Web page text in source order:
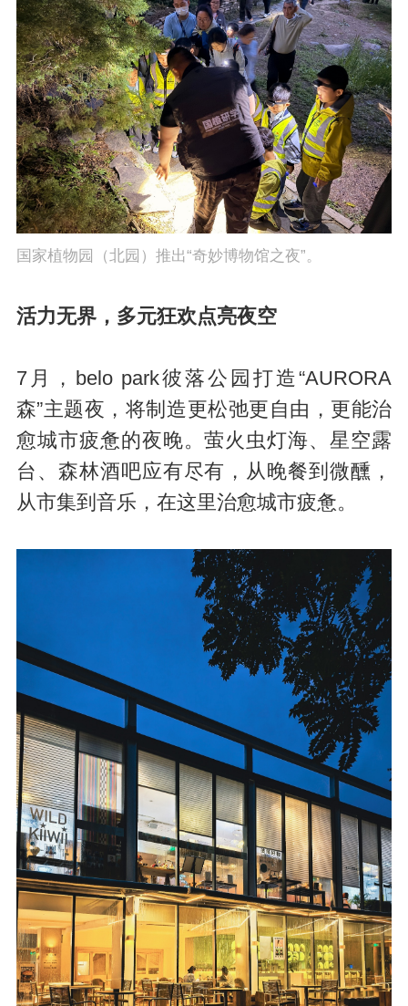
国家植物园（北园）推出“奇妙博物馆之夜”。
活力无界，多元狂欢点亮夜空
7月，belo park彼落公园打造“AURORA
森”主题夜，将制造更松弛更自由，更能治
愈城市疲惫的夜晚。萤火虫灯海、星空露
台、森林酒吧应有尽有，从晚餐到微醺，
从市集到音乐，在这里治愈城市疲惫。